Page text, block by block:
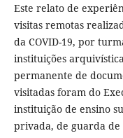
Este relato de
visitas remotas
da COVID-19, por
instituições
permanente de
visitadas foram do
instituição de ensino
privada, de guarda de